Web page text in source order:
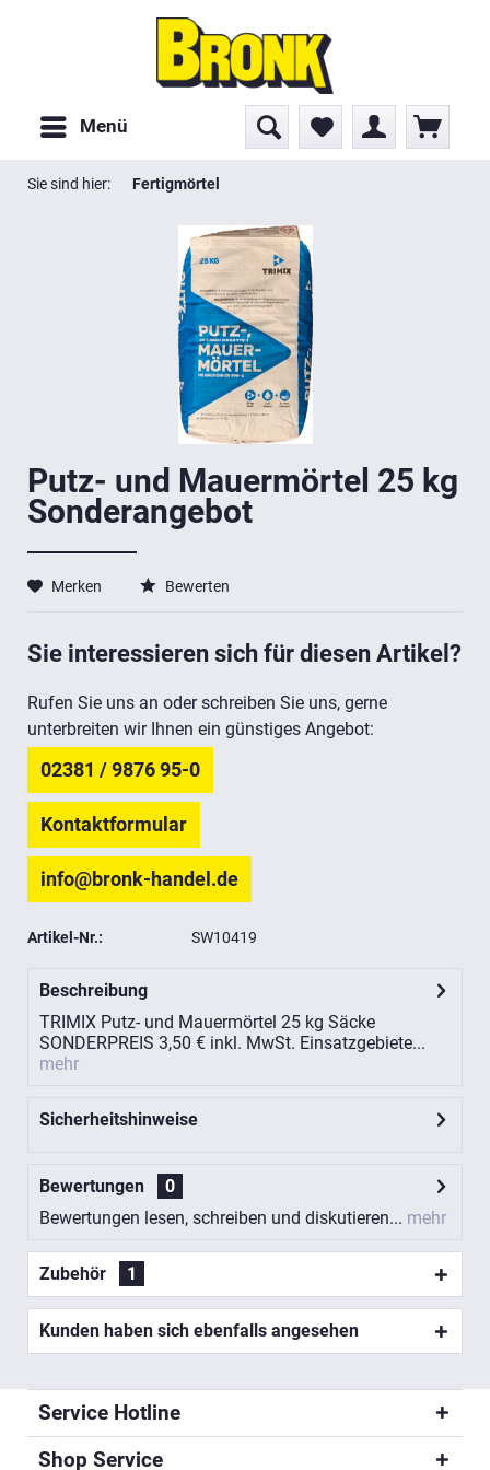
Menü
Sie sind hier: Fertigmörtel
Putz- und Mauermörtel 25 kg
Sonderangebot
Merken Bewerten
Sie interessieren sich für diesen Artikel?
Rufen Sie uns an oder schreiben Sie uns, gerne
unterbreiten wir Ihnen ein günstiges Angebot:
02381 / 9876 95-0
Kontaktformular
info@bronk-handel.de
Artikel-Nr.: SW10419
Beschreibung
TRIMIX Putz- und Mauermörtel 25 kg Säcke
SONDERPREIS 3,50 € inkl. MwSt. Einsatzgebiete...
mehr
Sicherheitshinweise
Bewertungen
0
Bewertungen lesen, schreiben und diskutieren... mehr
Zubehör 1
Kunden haben sich ebenfalls angesehen
Service Hotline
Shop Service